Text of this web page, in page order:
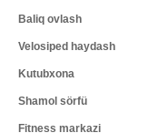
Baliq ovlash
Velosiped haydash
Kutubxona
Shamol sörfü
Fitness markazi